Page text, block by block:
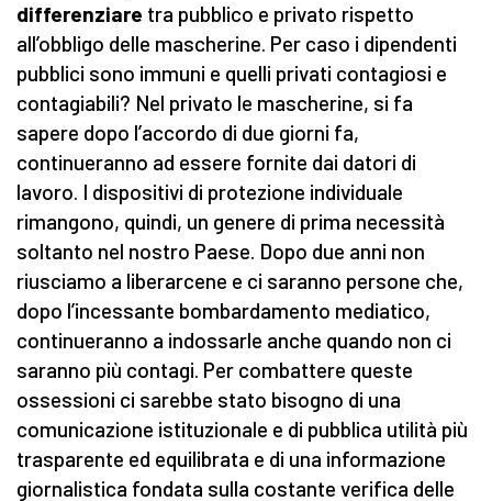
differenziare tra pubblico e privato rispetto
all’obbligo delle mascherine. Per caso i dipendenti
pubblici sono immuni e quelli privati contagiosi e
contagiabili? Nel privato le mascherine, si fa
sapere dopo l’accordo di due giorni fa,
continueranno ad essere fornite dai datori di
lavoro. I dispositivi di protezione individuale
rimangono, quindi, un genere di prima necessità
soltanto nel nostro Paese. Dopo due anni non
riusciamo a liberarcene e ci saranno persone che,
dopo l’incessante bombardamento mediatico,
continueranno a indossarle anche quando non ci
saranno più contagi. Per combattere queste
ossessioni ci sarebbe stato bisogno di una
comunicazione istituzionale e di pubblica utilità più
trasparente ed equilibrata e di una informazione
giornalistica fondata sulla costante verifica delle